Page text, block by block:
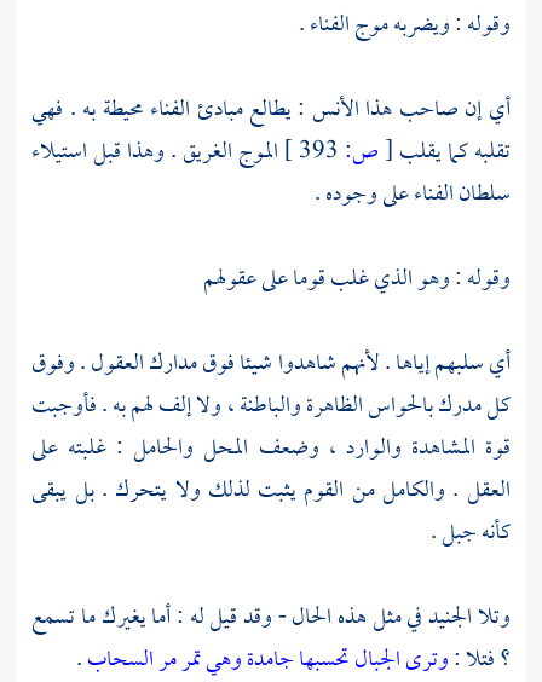
وقوله : ويضربه موج الفناء .
أي إن صاحب هذا الأنس : يطالع مبادئ الفناء محيطة به . فهي
تقلبه كما يقلب[ص:
الموج الغريق . وهذا قبل استيلاء
سلطان الفناء على وجوده .
وقوله : وهو الذي غلب قوما على عقولهم
أي سلبهم إياها . لأنهم شاهدوا شيئا فوق مدارك العقول . وفوق
كل مدرك بالحواس الظاهرة والباطنة ، ولا إلف لهم به . فأوجبت
قوة المشاهدة والوارد ، وضعف المحل والحامل : غلبته على
العقل . والكامل من القوم يثبت لذلك ولا يتحرك . بل يبقى
كأنه جبل .
وتلاالجنيدفي مثل هذه الحال - وقد قيل له : أما يغيرك ما تسمع
؟ فتلا :وترى الجبال تحسبها جامدة وهي تمر مر السحاب.